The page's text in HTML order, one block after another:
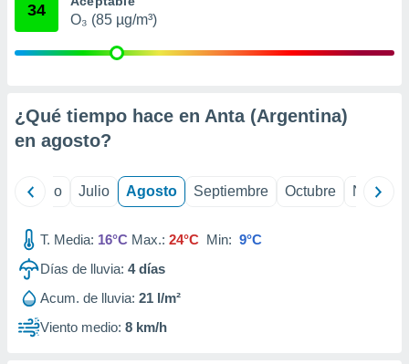
publicidad
1199
34
O₃ (85 µg/m³)
¿Qué tiempo hace en Anta (Argentina)
en agosto?
Junio Julio Agosto Septiembre Octubre
T. Media: 16°C Max.: 24°C Min: 9°C
Días de lluvia: 4días
Acum. de lluvia: 21 l/m²
Viento medio: 8 km/h